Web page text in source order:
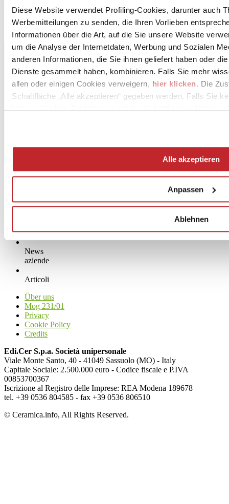
Diese Website verwendet Profiling-Cookies, darunter auch
Werbemitteilungen zu senden, die Ihren Vorlieben
Informationen über die Art, auf die Sie unsere Website
um die Analyse der Internetdaten, Werbung und Sozialen
anderen Informationen, die Sie ihnen geliefert haben oder
Dienste gesammelt haben, kombinieren. Falls Sie mehr
allen oder einigen Cookies verweigern, hier klicken. Die
Schaltfläche „Alle akzeptieren“ gegeben werden. Falls Sie
können Sie Ihre Zustimmung mit der Schaltfläche
Alle akzeptieren
Anpassen
Ablehnen
SAIME CERAMICHE - NUOVA RIWAL CERAMICHE
S.r.l. con Socio Unico
DINAZZANO DI CASALGRANDE, 42013
Reggio Emilia
News
aziende
Articoli
Über uns
Mog 231/01
Privacy
Cookie Policy
Credits
Edi.Cer S.p.a. Società unipersonale
Viale Monte Santo, 40 - 41049 Sassuolo (MO) - Italy
Capitale Sociale: 2.500.000 euro - Codice fiscale e P.IVA
00853700367
Iscrizione al Registro delle Imprese: REA Modena 189678
tel. +39 0536 804585 - fax +39 0536 806510
© Ceramica.info, All Rights Reserved.